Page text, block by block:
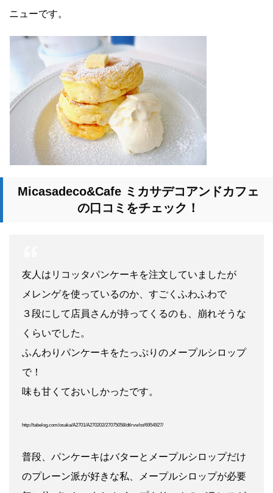
ニューです。
Micasadeco&Cafeミカサデコアンドカフェ
の口コミをチェック！
友人はリコッタパンケーキを注文していましたが
メレンゲを使っているのか、すごくふわふわで
３段にして店員さんが持ってくるのも、崩れそうな
くらいでした。
ふんわりパンケーキをたっぷりのメープルシロップ
で！
味も甘くておいしかったです。
http://tabelog.com/osaka/A2701/A270202/27075058/dtlrvwlst/6954927/
普段、パンケーキはバターとメープルシロップだけ
のプレーン派が好きな私、メープルシロップが必要